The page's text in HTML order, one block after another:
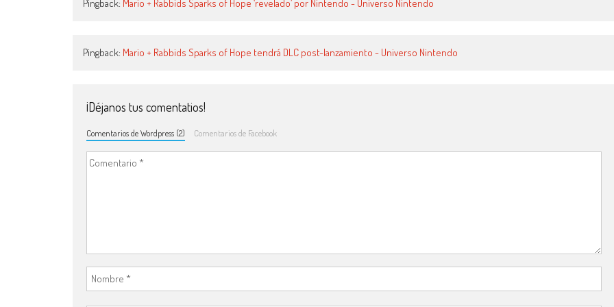
Pingback: Mario + Rabbids Sparks of Hope ‘revelado’ por Nintendo - Universo Nintendo
Pingback: Mario + Rabbids Sparks of Hope tendrá DLC post-lanzamiento - Universo Nintendo
¡Déjanos tus comentatios!
Comentarios de Wordpress (2) Comentarios de Facebook